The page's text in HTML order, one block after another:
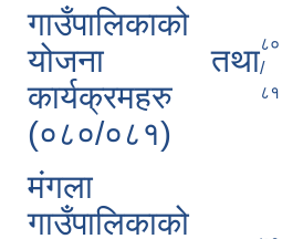
गाउँपालिकाको
योजना तथा
कार्यक्रमहरु
(०८०/०८१)
८०
/
८१
मंगला
गाउँपालिकाको